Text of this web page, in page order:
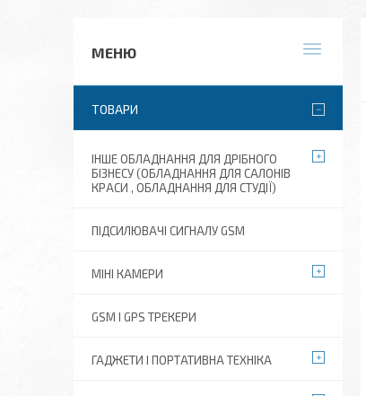
ТОВАРИ
ІНШЕ ОБЛАДНАННЯ ДЛЯ ДРІБНОГО
БІЗНЕСУ (ОБЛАДНАННЯ ДЛЯ САЛОНІВ
КРАСИ , ОБЛАДНАННЯ ДЛЯ СТУДІЇ)
ПІДСИЛЮВАЧІ СИГНАЛУ GSM
МІНІ КАМЕРИ
GSM І GPS ТРЕКЕРИ
ГАДЖЕТИ І ПОРТАТИВНА ТЕХНІКА